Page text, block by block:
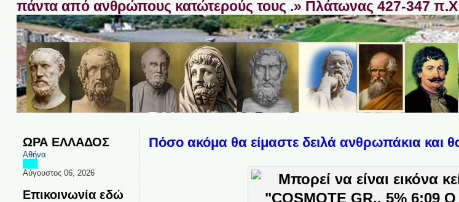
πάντα από ανθρώπους κατώτερούς τους .» Πλάτωνας 427-347 π.Χ
ΩΡΑ ΕΛΛΑΔΟΣ
Αθήνα
Αύγουστος 06, 2026
Επικοινωνία εδώ
Πόσο ακόμα θα είμαστε δειλά ανθρωπάκια και